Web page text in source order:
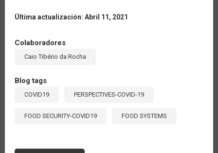
Última actualización: Abril 11, 2021
Colaboradores
Caio Tibério da Rocha
Blog tags
COVID19 PERSPECTIVES-COVID-19
FOOD SECURITY-COVID19 FOOD SYSTEMS